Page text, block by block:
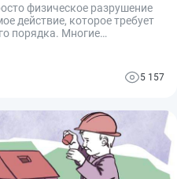
физическое разрушение
действие, которое требует
порядка. Многие
уведомлять кого-либо не
демонтаже
местную
портал Госуслуг.
5 157